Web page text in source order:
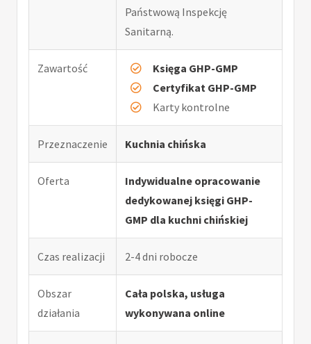
Państwową Inspekcję
Sanitarną.
Zawartość
Księga GHP-GMP
Certyfikat GHP-GMP
Karty kontrolne
Przeznaczenie Kuchnia chińska
Oferta
Indywidualne opracowanie
dedykowanej księgi GHP-
GMP dla kuchni chińskiej
Czas realizacji 2-4 dni robocze
Obszar
działania
Cała polska, usługa
wykonywana online